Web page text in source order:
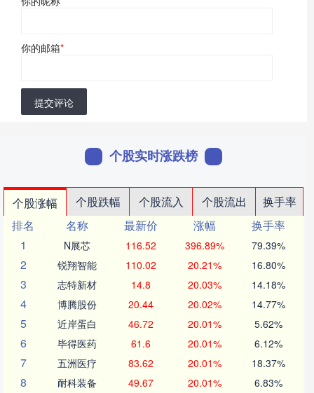
你的邮箱*
提交评论
个股实时涨跌榜
个股涨幅 个股跌幅 个股流入 个股流出
换手率
排名
名称 最新价 涨幅
换手率
1
N展芯 116.52 396.89% 79.39%
2 锐翔智能 110.02 20.21% 16.80%
3 志特新材 14.8 20.03% 14.18%
4 博腾股份 20.44 20.02% 14.77%
5 近岸蛋白 46.72 20.01% 5.62%
6 毕得医药 61.6 20.01% 6.12%
7 五洲医疗 83.62 20.01% 18.37%
8 耐科装备 49.67 20.01% 6.83%